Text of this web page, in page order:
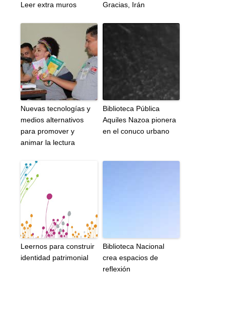
Leer extra muros Gracias, Irán
Nuevas tecnologías y
medios alternativos
para promover y
animar la lectura
Biblioteca Pública
Aquiles Nazoa pionera
en el conuco urbano
Leernos para construir
identidad patrimonial
Biblioteca Nacional
crea espacios de
reflexión